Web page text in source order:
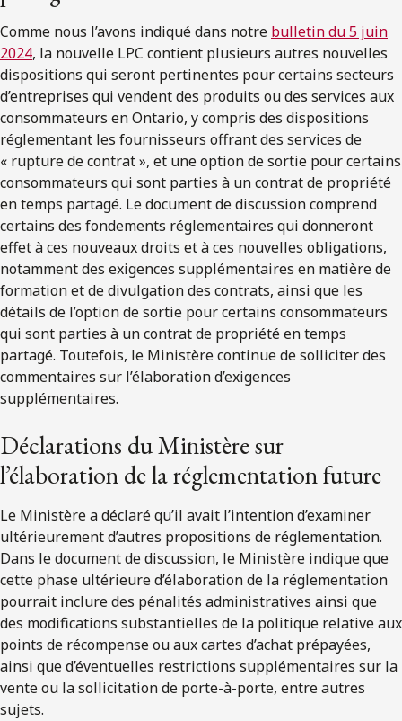
Comme nous l’avons indiqué dans notre bulletin du 5 juin
2024, la nouvelle LPC contient plusieurs autres nouvelles
dispositions qui seront pertinentes pour certains secteurs
d’entreprises qui vendent des produits ou des services aux
consommateurs en Ontario, y compris des dispositions
réglementant les fournisseurs offrant des services de
« rupture de contrat », et une option de sortie pour certains
consommateurs qui sont parties à un contrat de propriété
en temps partagé. Le document de discussion comprend
certains des fondements réglementaires qui donneront
effet à ces nouveaux droits et à ces nouvelles obligations,
notamment des exigences supplémentaires en matière de
formation et de divulgation des contrats, ainsi que les
détails de l’option de sortie pour certains consommateurs
qui sont parties à un contrat de propriété en temps
partagé. Toutefois, le Ministère continue de solliciter des
commentaires sur l’élaboration d’exigences
supplémentaires.
Déclarations du Ministère sur
l’élaboration de la réglementation future
Le Ministère a déclaré qu’il avait l’intention d’examiner
ultérieurement d’autres propositions de réglementation.
Dans le document de discussion, le Ministère indique que
cette phase ultérieure d’élaboration de la réglementation
pourrait inclure des pénalités administratives ainsi que
des modifications substantielles de la politique relative aux
points de récompense ou aux cartes d’achat prépayées,
ainsi que d’éventuelles restrictions supplémentaires sur la
vente ou la sollicitation de porte-à-porte, entre autres
sujets.